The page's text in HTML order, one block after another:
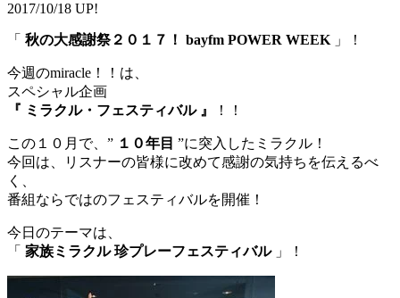
2017/10/18 UP!
「 秋の大感謝祭２０１７！ bayfm POWER WEEK 」！
今週のmiracle！！は、
スペシャル企画
『 ミラクル・フェスティバル 』
！！
この１０月で、” １０年目 ”に突入したミラクル！
今回は、リスナーの皆様に改めて感謝の気持ちを伝えるべ
く、
番組ならではのフェスティバルを開催！
今日のテーマは、
「 家族ミラクル 珍プレーフェスティバル」！